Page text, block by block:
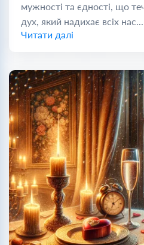
мужності та єдності, що
дух, який надихає всіх нас...
Читати далі